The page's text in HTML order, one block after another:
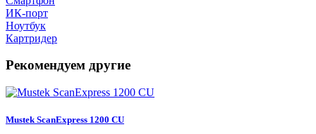
ИК-порт
Ноутбук
Картридер
Рекомендуем другие
Mustek ScanExpress 1200 CU